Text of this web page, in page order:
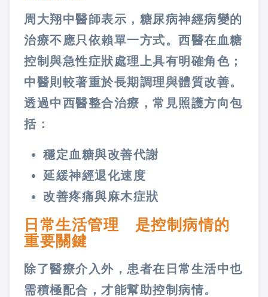
周大翔中醫師表示，糖尿病神經病變的
治療不應只依賴單一方式。西醫在血糖
控制與急性症狀處理上具有明確角色；
中醫則較著重於長期調理與體質改善。
透過中西醫整合治療，常見照護方向包
括：
穩定血糖與改善代謝
延緩神經退化速度
改善疼痛與麻木症狀
日常生活管理 是控制病情的
重要關鍵
除了醫療介入外，患者在日常生活中也
需積極配合，才能幫助控制病情。